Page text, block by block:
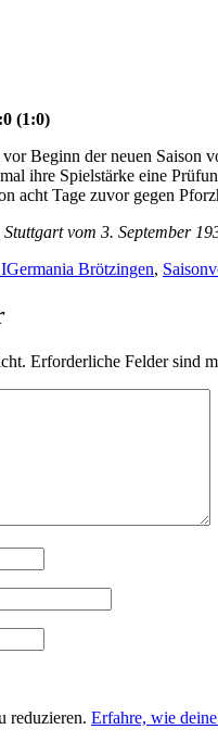
(1:0)
Beginn der neuen Saison
ihre Spielstärke eine
acht Tage zuvor gegen
vom 3. September
Schlagwörter
Germania Brötzingen,
Erforderliche Felder sind
reduzieren. Erfahre, wie